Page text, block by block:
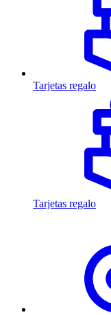
Tarjetas regalo
Tarjetas regalo